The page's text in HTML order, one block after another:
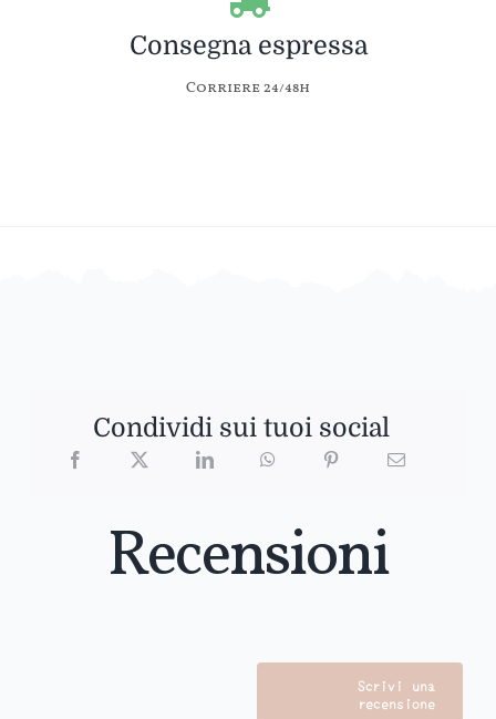
Consegna espressa
Corriere 24/48h
Condividi sui tuoi social
Recensioni
Scrivi una
recensione